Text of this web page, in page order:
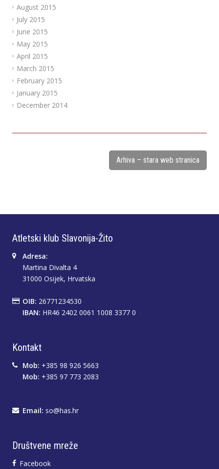
August 2015
July 2015
June 2015
May 2015
April 2015
March 2015
February 2015
January 2015
December 2014
Arhiva – stara web stranica
Atletski klub Slavonija-Žito
Adresa:
Martina Divalta 4
31000 Osijek, Hrvatska
OIB: 26771234530
IBAN: HR46 2402 0061 1008 3377 0
Kontakt
Mob: +385 98 926 5663
Mob: +385 97 773 2083
Email: so@has.hr
Društvene mreže
Facebook